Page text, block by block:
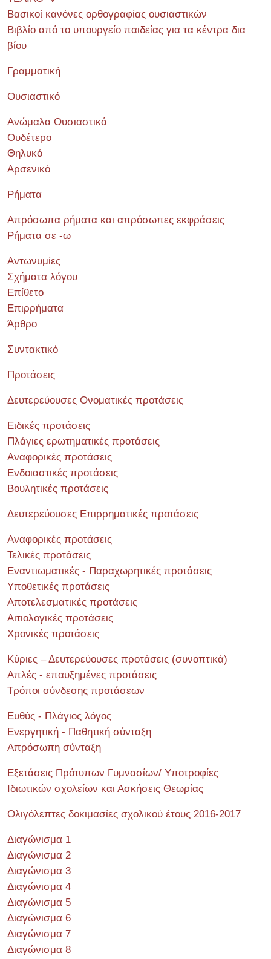
Βασικοί κανόνες ορθογραφίας ουσιαστικών
Βιβλίο από το υπουργείο παιδείας για τα κέντρα δια
βίου
Γραμματική
Ουσιαστικό
Ανώμαλα Ουσιαστικά
Ουδέτερο
Θηλυκό
Αρσενικό
Ρήματα
Απρόσωπα ρήματα και απρόσωπες εκφράσεις
Ρήματα σε -ω
Αντωνυμίες
Σχήματα λόγου
Επίθετο
Επιρρήματα
Άρθρο
Συντακτικό
Προτάσεις
Δευτερεύουσες Ονοματικές προτάσεις
Ειδικές προτάσεις
Πλάγιες ερωτηματικές προτάσεις
Αναφορικές προτάσεις
Ενδοιαστικές προτάσεις
Βουλητικές προτάσεις
Δευτερεύουσες Επιρρηματικές προτάσεις
Αναφορικές προτάσεις
Τελικές προτάσεις
Εναντιωματικές - Παραχωρητικές προτάσεις
Υποθετικές προτάσεις
Αποτελεσματικές προτάσεις
Αιτιολογικές προτάσεις
Χρονικές προτάσεις
Κύριες – Δευτερεύουσες προτάσεις (συνοπτικά)
Απλές - επαυξημένες προτάσεις
Τρόποι σύνδεσης προτάσεων
Ευθύς - Πλάγιος λόγος
Ενεργητική - Παθητική σύνταξη
Απρόσωπη σύνταξη
Εξετάσεις Πρότυπων Γυμνασίων/ Υποτροφίες
Ιδιωτικών σχολείων και Ασκήσεις Θεωρίας
Ολιγόλεπτες δοκιμασίες σχολικού έτους 2016-2017
Διαγώνισμα 1
Διαγώνισμα 2
Διαγώνισμα 3
Διαγώνισμα 4
Διαγώνισμα 5
Διαγώνισμα 6
Διαγώνισμα 7
Διαγώνισμα 8